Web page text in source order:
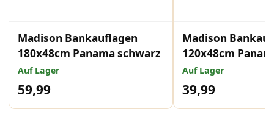
Madison Bankauflagen
180x48cm Panama schwarz
Auf Lager
59,99
Madison
120x48cm
Auf Lager
39,99